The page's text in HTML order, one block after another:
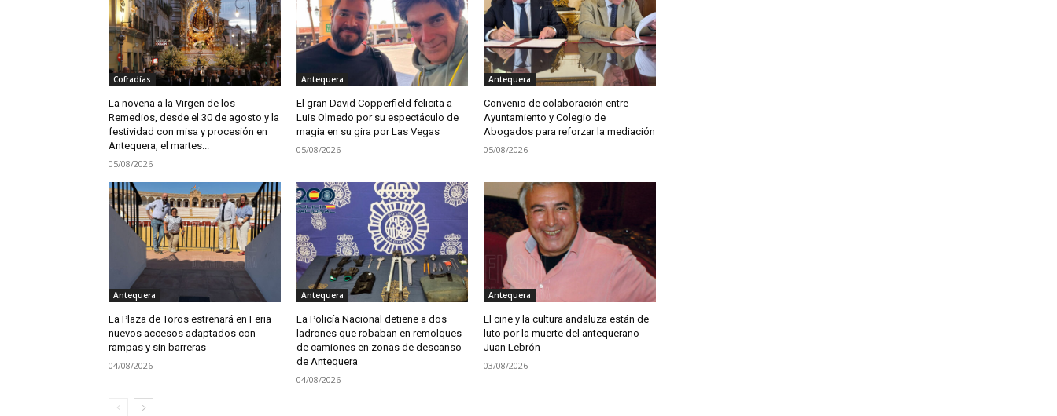
Cofradías
La novena a la Virgen de los
Remedios, desde el 30 de agosto y la
festividad con misa y procesión en
Antequera, el martes...
05/08/2026
Antequera
El gran David Copperfield felicita a
Luis Olmedo por su espectáculo de
magia en su gira por Las Vegas
05/08/2026
Antequera
Convenio de colaboración entre
Ayuntamiento y Colegio de
Abogados para reforzar la mediación
05/08/2026
Antequera
La Plaza de Toros estrenará en Feria
nuevos accesos adaptados con
rampas y sin barreras
04/08/2026
Antequera
La Policía Nacional detiene a dos
ladrones que robaban en remolques
de camiones en zonas de descanso
de Antequera
04/08/2026
Antequera
El cine y la cultura andaluza están de
luto por la muerte del antequerano
Juan Lebrón
03/08/2026